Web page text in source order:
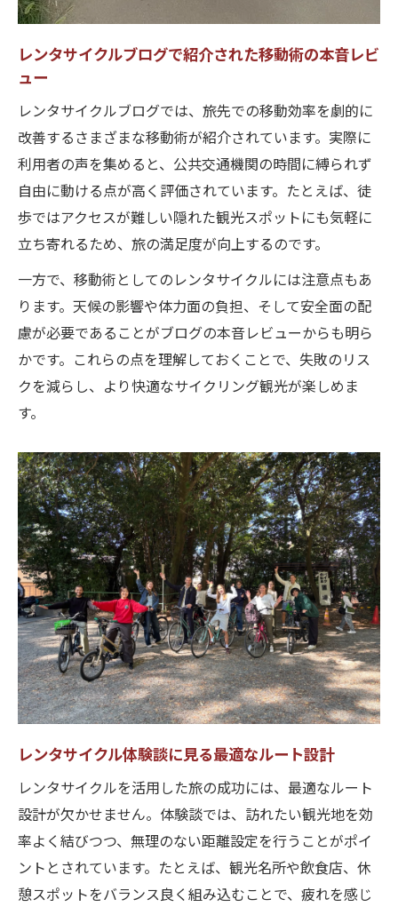
レンタサイクルブログで紹介された移動術の本音レビ
ュー
レンタサイクルブログでは、旅先での移動効率を劇的に
改善するさまざまな移動術が紹介されています。実際に
利用者の声を集めると、公共交通機関の時間に縛られず
自由に動ける点が高く評価されています。たとえば、徒
歩ではアクセスが難しい隠れた観光スポットにも気軽に
立ち寄れるため、旅の満足度が向上するのです。
一方で、移動術としてのレンタサイクルには注意点もあ
ります。天候の影響や体力面の負担、そして安全面の配
慮が必要であることがブログの本音レビューからも明ら
かです。これらの点を理解しておくことで、失敗のリス
クを減らし、より快適なサイクリング観光が楽しめま
す。
レンタサイクル体験談に見る最適なルート設計
レンタサイクルを活用した旅の成功には、最適なルート
設計が欠かせません。体験談では、訪れたい観光地を効
率よく結びつつ、無理のない距離設定を行うことがポイ
ントとされています。たとえば、観光名所や飲食店、休
憩スポットをバランス良く組み込むことで、疲れを感じ